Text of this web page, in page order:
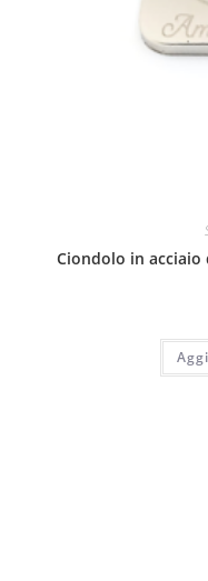
Ciondolo in acciaio